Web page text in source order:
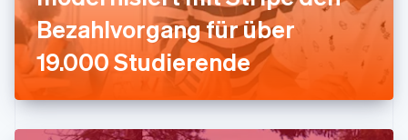
Bezahlvorgang für über
19.000 Studierende
Indien
English
Irland
English
Italien
Japan
日本語English